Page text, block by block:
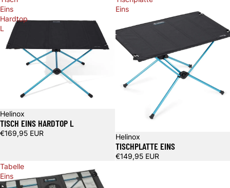
Eins
Hardtop
L
Helinox
TISCH EINS HARDTOP L
€169,95 EUR
Eins
Ausverkauft
Helinox
TISCHPLATTE EINS
€149,95 EUR
Tabelle
Eins